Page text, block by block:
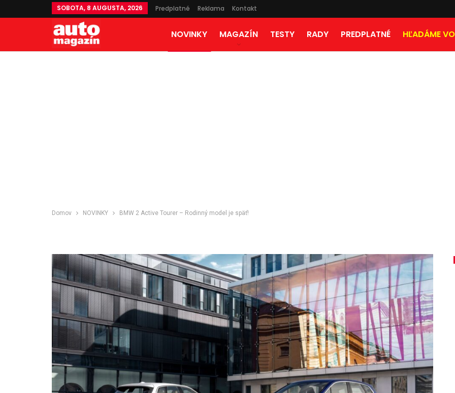
SOBOTA, 8 AUGUSTA, 2026 Predplatné Reklama Kontakt
NOVINKY MAGAZÍN TESTY RADY PREDPLATNÉ HĽADÁME
Domov NOVINKY BMW 2 Active Tourer – Rodinný model je späť!